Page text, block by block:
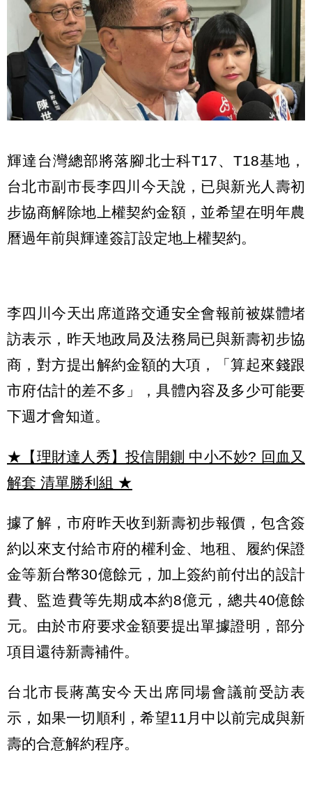
輝達台灣總部將落腳北士科T17、T18基地，
台北市副市長李四川今天說，已與新光人壽初
步協商解除地上權契約金額，並希望在明年農
曆過年前與輝達簽訂設定地上權契約。
李四川今天出席道路交通安全會報前被媒體堵
訪表示，昨天地政局及法務局已與新壽初步協
商，對方提出解約金額的大項，「算起來錢跟
市府估計的差不多」，具體內容及多少可能要
下週才會知道。
★【理財達人秀】投信開鍘 中小不妙? 回血又
解套 清單勝利組 ★
據了解，市府昨天收到新壽初步報價，包含簽
約以來支付給市府的權利金、地租、履約保證
金等新台幣30億餘元，加上簽約前付出的設計
費、監造費等先期成本約8億元，總共40億餘
元。由於市府要求金額要提出單據證明，部分
項目還待新壽補件。
台北市長蔣萬安今天出席同場會議前受訪表
示，如果一切順利，希望11月中以前完成與新
壽的合意解約程序。